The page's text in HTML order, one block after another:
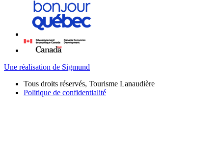
Une réalisation de Sigmund
Tous droits réservés, Tourisme Lanaudière
Politique de confidentialité